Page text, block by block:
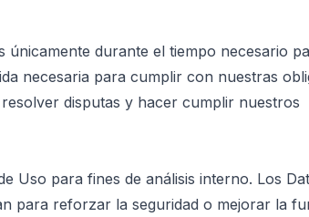
durante el tiempo necesario
necesaria para cumplir con nuestras
disputas y hacer cumplir nuestros
Uso para fines de análisis interno. Los
para reforzar la seguridad o mejorar la